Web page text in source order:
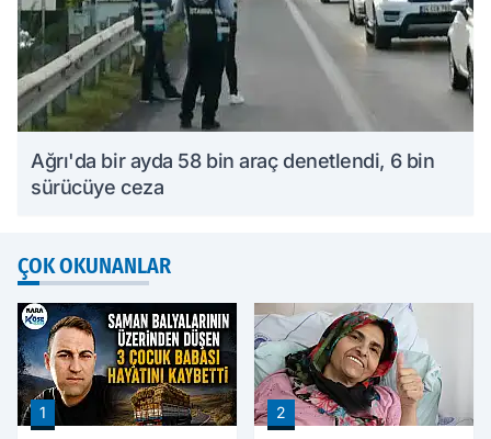
Ağrı'da bir ayda 58 bin araç denetlendi, 6 bin
sürücüye ceza
ÇOK OKUNANLAR
1 2